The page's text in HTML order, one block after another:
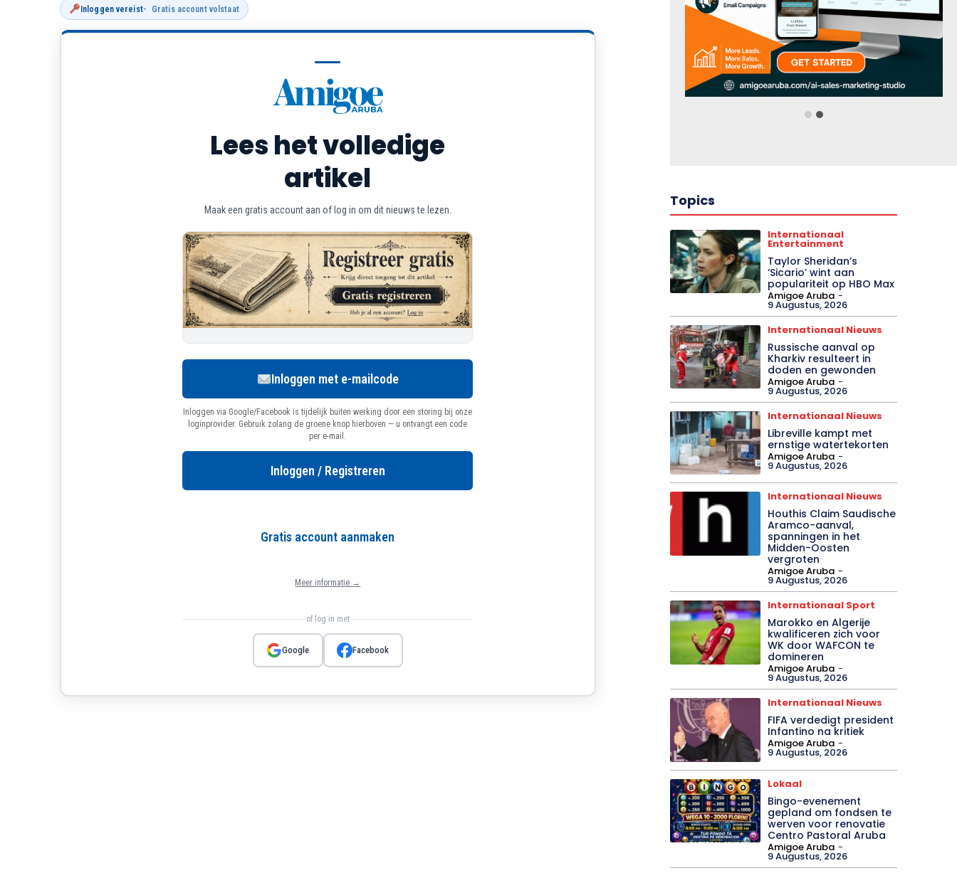
Inloggen vereist Gratis account volstaat
Lees het volledige
artikel
Maak een gratis account aan of log in om dit nieuws te lezen.
Inloggen met e-mailcode
Inloggen via Google/Facebook is tijdelijk buiten werking door een storing bij onze
loginprovider. Gebruik zolang de groene knop hierboven — u ontvangt een code
per e-mail.
Inloggen / Registreren
Gratis account aanmaken
Meer informatie →
of log in met
Google Facebook
Topics
Internationaal
Entertainment
Taylor Sheridan’s
‘Sicario’ wint aan
populariteit op HBO Max
Amigoe Aruba -
9 Augustus, 2026
Internationaal Nieuws
Russische aanval op
Kharkiv resulteert in
doden en gewonden
Amigoe Aruba -
9 Augustus, 2026
Internationaal Nieuws
Libreville kampt met
ernstige watertekorten
Amigoe Aruba -
9 Augustus, 2026
Internationaal Nieuws
Houthis Claim Saudische
Aramco-aanval,
spanningen in het
Midden-Oosten
vergroten
Amigoe Aruba -
9 Augustus, 2026
Internationaal Sport
Marokko en Algerije
kwalificeren zich voor
WK door WAFCON te
domineren
Amigoe Aruba -
9 Augustus, 2026
Internationaal Nieuws
FIFA verdedigt president
Infantino na kritiek
Amigoe Aruba -
9 Augustus, 2026
Lokaal
Bingo-evenement
gepland om fondsen te
werven voor renovatie
Centro Pastoral Aruba
Amigoe Aruba -
9 Augustus, 2026